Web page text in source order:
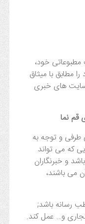
مطبوعاتی خود،
مطابق با میثاق
سایت های خبری
قم نما
طرفی و توجه به
که می تواند
و خبرنگاران
می باشند،
رسانه باشد;
و… عمل کند.